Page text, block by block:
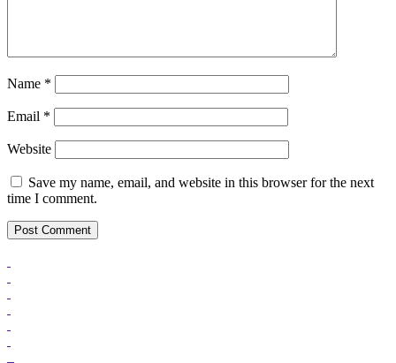
Name *
Email *
Website
Save my name, email, and website in this browser for the next
time I comment.